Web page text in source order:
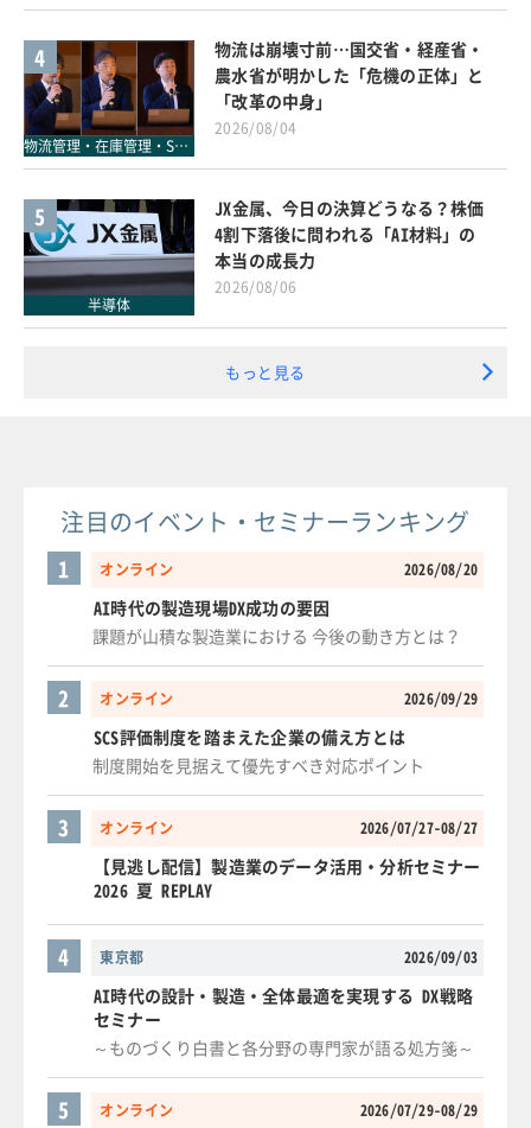
4
物流管理・在庫管理・SCM
物流は崩壊寸前…国交省・経産省・
農水省が明かした「危機の正体」と
「改革の中身」
2026/08/04
5
半導体
JX金属、今日の決算どうなる？株価
4割下落後に問われる「AI材料」の
本当の成長力
2026/08/06
もっと見る
注目のイベント・セミナーランキング
オンライン 2026/08/20
1
AI時代の製造現場DX成功の要因
課題が山積な製造業における 今後の動き方とは？
オンライン 2026/09/29
2
SCS評価制度を踏まえた企業の備え方とは
制度開始を見据えて優先すべき対応ポイント
オンライン 2026/07/27-08/27
3
【見逃し配信】製造業のデータ活用・分析セミナー
2026 夏 REPLAY
東京都 2026/09/03
4
AI時代の設計・製造・全体最適を実現する DX戦略
セミナー
～ものづくり白書と各分野の専門家が語る処方箋～
オンライン 2026/07/29-08/29
5